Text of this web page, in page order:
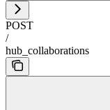
POST
/
hub_collaborations